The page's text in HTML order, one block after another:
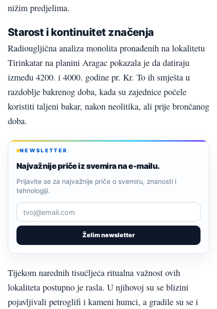
nižim predjelima.
Starost i kontinuitet značenja
Radiougljična analiza monolita pronađenih na lokalitetu
Tirinkatar na planini Aragac pokazala je da datiraju
između 4200. i 4000. godine pr. Kr. To ih smješta u
razdoblje bakrenog doba, kada su zajednice počele
koristiti taljeni bakar, nakon neolitika, ali prije brončanog
doba.
NEWSLETTER
Najvažnije priče iz svemira na e-mailu.
Želim newsletter
Prijavite se za najvažnije priče o svemiru, znanosti i
tehnologiji.
Tijekom narednih tisućljeća ritualna važnost ovih
lokaliteta postupno je rasla. U njihovoj su se blizini
pojavljivali petroglifi i kameni humci, a gradile su se i